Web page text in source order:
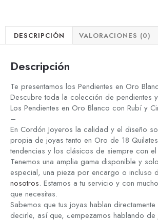
DESCRIPCIÓN VALORACIONES (0)
Descripción
Te presentamos los Pendientes en Oro
Descubre toda la colección de pendientes
Los Pendientes en Oro Blanco con Rubí y
–
En Cordón Joyeros la calidad y el diseño
propia de joyas tanto en Oro de 18
tendencias y los clásicos de siempre con
Tenemos una amplia gama disponible y
especial, una pieza por encargo o incluso
nosotros. Estamos a tu servicio y con
que necesitas.
Sabemos que tus joyas hablan
decirle, así que, ¿empezamos hablando de